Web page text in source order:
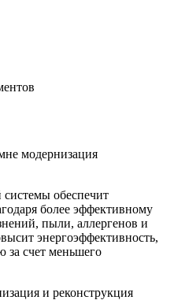
модернизация
обеспечит
более эффективному
пыли, аллергенов и
энергоэффективность,
за счет меньшего
и реконструкция